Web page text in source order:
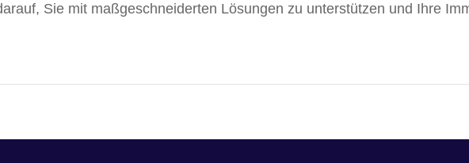
Sie mit maßgeschneiderten Lösungen zu unterstützen und Ihre